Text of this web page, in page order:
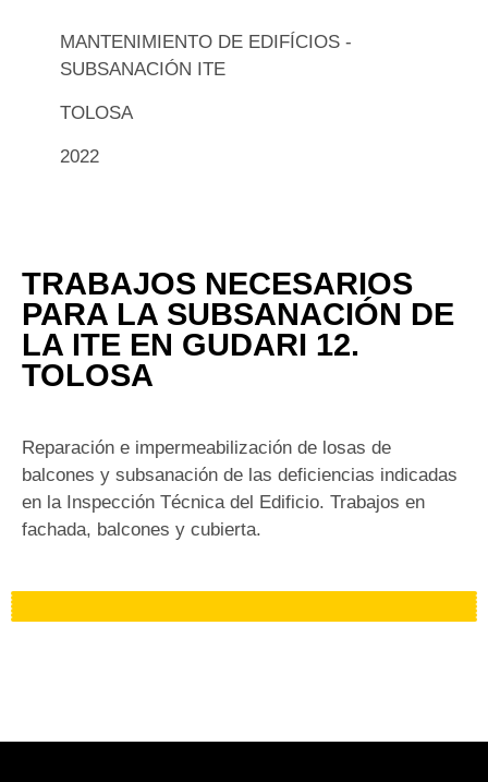
MANTENIMIENTO DE EDIFÍCIOS -
SUBSANACIÓN ITE
TOLOSA
2022
TRABAJOS NECESARIOS
PARA LA SUBSANACIÓN DE
LA ITE EN GUDARI 12.
TOLOSA
Reparación e impermeabilización de losas de
balcones y subsanación de las deficiencias indicadas
en la Inspección Técnica del Edificio. Trabajos en
fachada, balcones y cubierta.